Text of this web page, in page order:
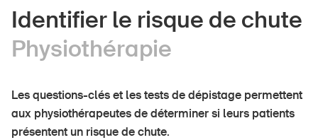
Cabinets médicaux
Aide et soins à domicile
Physiothérapie
Ergothérapie
Identifier le risque de chute
Physiothérapie
Les questions-clés et les tests de dépistage permettent
aux physiothérapeutes de déterminer si leurs patients
présentent un risque de chute.